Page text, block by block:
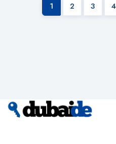
1 2 3 4